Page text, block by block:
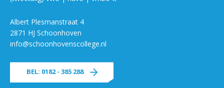
Albert Plesmanstraat 4
2871 HJ Schoonhoven
info@schoonhovenscollege.nl
BEL: 0182 - 385 288